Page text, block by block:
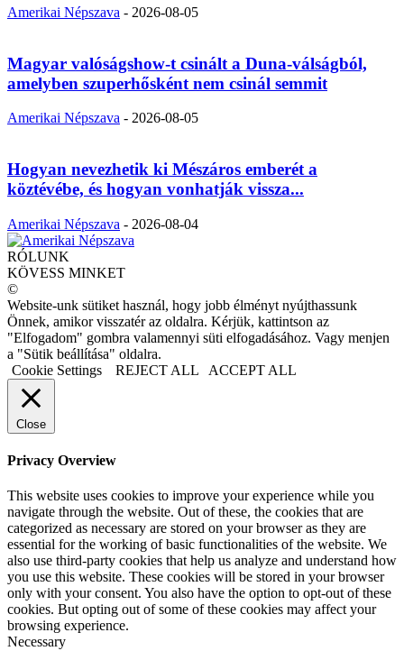
Amerikai Népszava - 2026-08-05
Magyar valóságshow-t csinált a Duna-válságból,
amelyben szuperhősként nem csinál semmit
Amerikai Népszava - 2026-08-05
Hogyan nevezhetik ki Mészáros emberét a
köztévébe, és hogyan vonhatják vissza...
Amerikai Népszava - 2026-08-04
RÓLUNK
KÖVESS MINKET
©
Website-unk sütiket használ, hogy jobb élményt nyújthassunk
Önnek, amikor visszatér az oldalra. Kérjük, kattintson az
"Elfogadom" gombra valamennyi süti elfogadásához. Vagy menjen
a "Sütik beállítása" oldalra.
Cookie Settings
REJECT ALL ACCEPT ALL
Close
Privacy Overview
This website uses cookies to improve your experience while you
navigate through the website. Out of these, the cookies that are
categorized as necessary are stored on your browser as they are
essential for the working of basic functionalities of the website. We
also use third-party cookies that help us analyze and understand how
you use this website. These cookies will be stored in your browser
only with your consent. You also have the option to opt-out of these
cookies. But opting out of some of these cookies may affect your
browsing experience.
Necessary